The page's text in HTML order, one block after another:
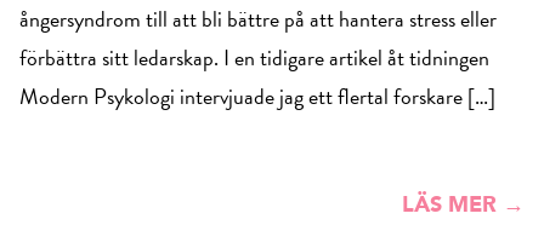
ångersyndrom till att bli bättre på att hantera stress eller
förbättra sitt ledarskap. I en tidigare artikel åt tidningen
Modern Psykologi intervjuade jag ett flertal forskare […]
LÄS MER →